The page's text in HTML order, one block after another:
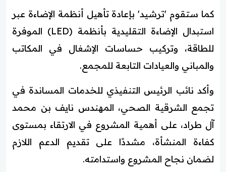
كما ستقوم 'ترشيد' بإعادة تأهيل أنظمة الإضاءة عبر
استبدال الإضاءة التقليدية بأنظمة (LED) الموفرة
للطاقة، وتركيب حساسات الإشغال في المكاتب
والمباني والعيادات التابعة للمجمع.
وأكد نائب الرئيس التنفيذي للخدمات المساندة في
تجمع الشرقية الصحي، المهندس نايف بن محمد
آل طراد، على أهمية المشروع في الارتقاء بمستوى
كفاءة المنشأة، مشددًا على تقديم الدعم اللازم
لضمان نجاح المشروع واستدامته.